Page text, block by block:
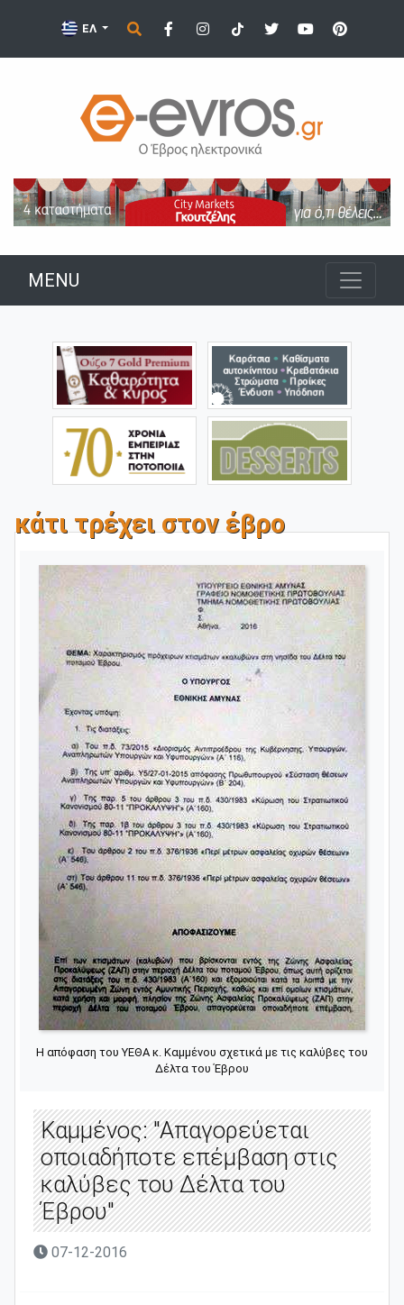
ΕΛ
MENU
κάτι τρέχει στον έβρο
Η απόφαση του ΥΕΘΑ κ. Καμμένου σχετικά με τις καλύβες του
Δέλτα του Έβρου
Καμμένος: "Απαγορεύεται
οποιαδήποτε επέμβαση στις
καλύβες του Δέλτα του
Έβρου"
07-12-2016